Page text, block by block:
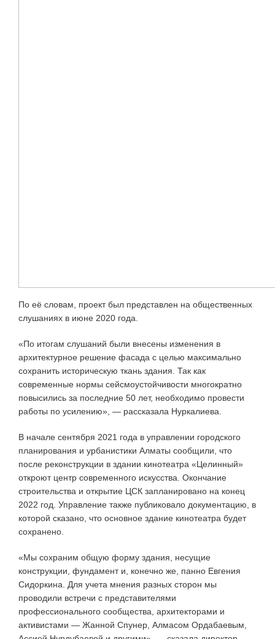
По её словам, проект был представлен на общественных
слушаниях в июне 2020 года.
«По итогам слушаний были внесены изменения в
архитектурное решение фасада с целью максимально
сохранить историческую ткань здания. Так как
современные нормы сейсмоустойчивости многократно
повысились за последние 50 лет, необходимо провести
работы по усилению», — рассказала Нуркалиева.
В начале сентября 2021 года в управлении городского
планирования и урбанистики Алматы сообщили, что
после реконструкции в здании кинотеатра «Целинный»
откроют центр современного искусства. Окончание
строительства и открытие ЦСК запланировано на конец
2022 год. Управление также публиковало документацию, в
которой сказано, что основное здание кинотеатра будет
сохранено.
«Мы сохраним общую форму здания, несущие
конструкции, фундамент и, конечно же, панно Евгения
Сидоркина. Для учета мнения разных сторон мы
проводили встречи с представителями
профессионального сообщества, архитекторами и
активистами — Жанной Спунер, Алмасом Ордабаевым,